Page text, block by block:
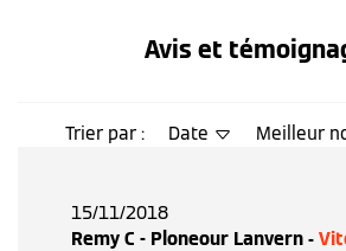
Avis et
Trier par : Date Meilleur
15/11/2018
Remy C - Ploneour Lanvern -